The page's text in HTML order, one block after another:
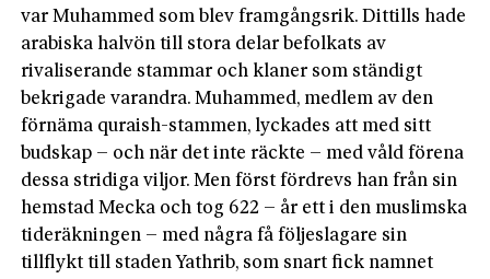
var Muhammed som blev framgångsrik. Dittills hade
arabiska halvön till stora delar befolkats av
rivaliserande stammar och klaner som ständigt
bekrigade varandra. Muhammed, medlem av den
förnäma quraish-stammen, lyckades att med sitt
budskap – och när det inte räckte – med våld förena
dessa stridiga viljor. Men först fördrevs han från sin
hemstad Mecka och tog 622 – år ett i den muslimska
tideräkningen – med några få följeslagare sin
tillflykt till staden Yathrib, som snart fick namnet